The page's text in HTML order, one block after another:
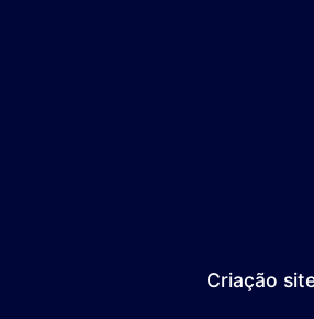
Criação